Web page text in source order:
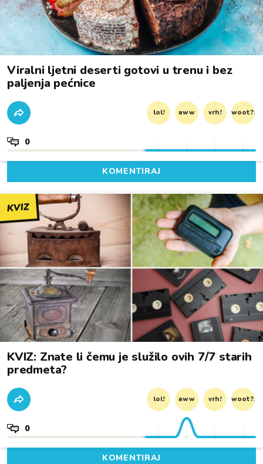
Viralni ljetni deserti gotovi u trenu i bez
paljenja pećnice
lol! aww vrh! woot?!
0
KOMENTIRAJ
KVIZ
KVIZ: Znate li čemu je služilo ovih 7/7 starih
predmeta?
lol! aww vrh! woot?!
0
KOMENTIRAJ